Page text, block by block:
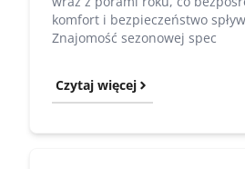
komfort i bezpieczeństwo
Znajomość sezonowej spec
Czytaj więcej